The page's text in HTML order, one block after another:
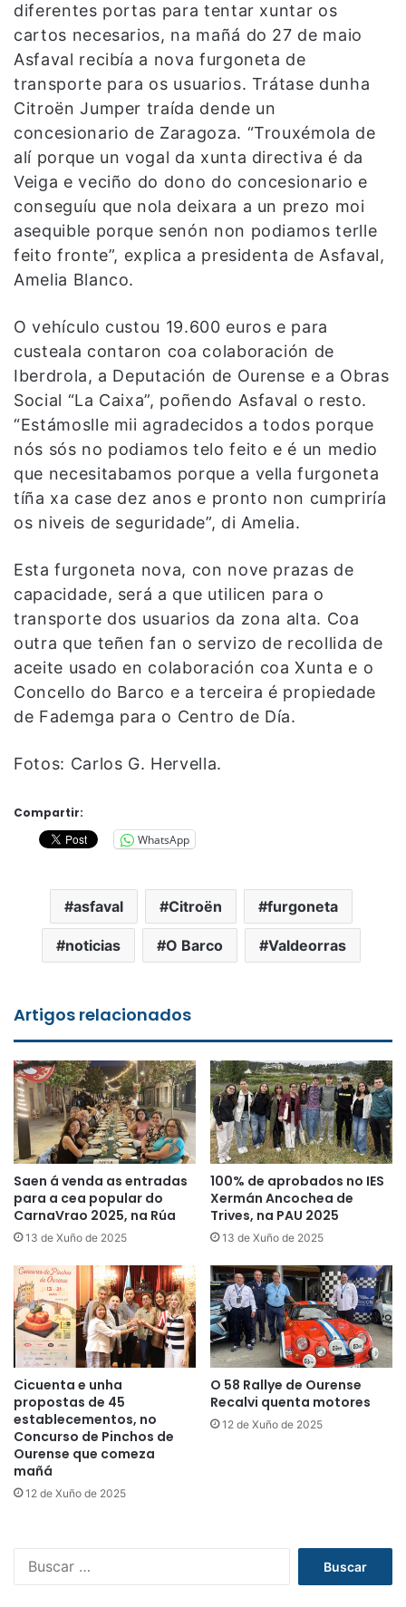
diferentes portas para tentar xuntar os
cartos necesarios, na mañá do 27 de maio
Asfaval recibía a nova furgoneta de
transporte para os usuarios. Trátase dunha
Citroën Jumper traída dende un
concesionario de Zaragoza. “Trouxémola de
alí porque un vogal da xunta directiva é da
Veiga e veciño do dono do concesionario e
conseguíu que nola deixara a un prezo moi
asequible porque senón non podiamos terlle
feito fronte”, explica a presidenta de Asfaval,
Amelia Blanco.
O vehículo custou 19.600 euros e para
custeala contaron coa colaboración de
Iberdrola, a Deputación de Ourense e a Obras
Social “La Caixa”, poñendo Asfaval o resto.
“Estámoslle mii agradecidos a todos porque
nós sós no podiamos telo feito e é un medio
que necesitabamos porque a vella furgoneta
tíña xa case dez anos e pronto non cumpriría
os niveis de seguridade”, di Amelia.
Esta furgoneta nova, con nove prazas de
capacidade, será a que utilicen para o
transporte dos usuarios da zona alta. Coa
outra que teñen fan o servizo de recollida de
aceite usado en colaboración coa Xunta e o
Concello do Barco e a terceira é propiedade
de Fademga para o Centro de Día.
Fotos: Carlos G. Hervella.
Compartir:
WhatsApp
asfaval Citroën furgoneta
noticias O Barco Valdeorras
Artigos relacionados
Saen á venda as entradas
para a cea popular do
CarnaVrao 2025, na Rúa
13 de Xuño de 2025
100% de aprobados no IES
Xermán Ancochea de
Trives, na PAU 2025
13 de Xuño de 2025
Cicuenta e unha
propostas de 45
establecementos, no
Concurso de Pinchos de
Ourense que comeza
mañá
12 de Xuño de 2025
O 58 Rallye de Ourense
Recalvi quenta motores
12 de Xuño de 2025